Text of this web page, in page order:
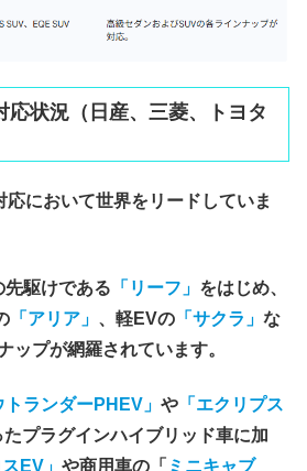
応状況（日産、三菱、トヨタ
応において世界をリードしていま
先駆けである 「リーフ」 をはじめ、
「アリア」 、軽EVの 「サクラ」 な
ップが網羅されています。
トランダーPHEV」 や 「エクリプス
たプラグインハイブリッド車に加
EV」 や商用車の「 ミニキャブ